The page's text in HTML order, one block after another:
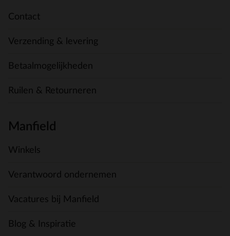
Contact
Verzending & levering
Betaalmogelijkheden
Ruilen & Retourneren
Manfield
Winkels
Verantwoord ondernemen
Vacatures bij Manfield
Blog & Inspiratie